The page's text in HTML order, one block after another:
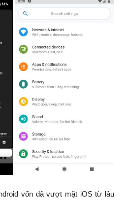
vốn đã vượt mặt iOS từ lâu